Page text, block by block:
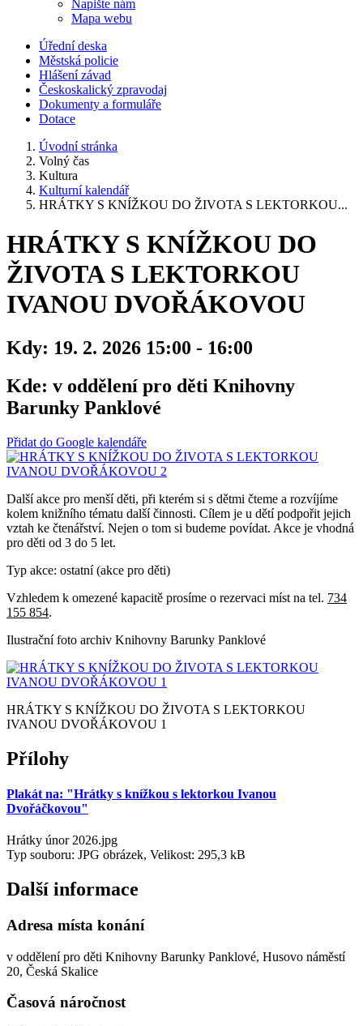
Napište nám
Mapa webu
Úřední deska
Městská policie
Hlášení závad
Českoskalický zpravodaj
Dokumenty a formuláře
Dotace
Úvodní stránka
Volný čas
Kultura
Kulturní kalendář
HRÁTKY S KNÍŽKOU DO ŽIVOTA S LEKTORKOU...
HRÁTKY S KNÍŽKOU DO
ŽIVOTA S LEKTORKOU
IVANOU DVOŘÁKOVOU
Kdy: 19. 2. 2026 15:00 - 16:00
Kde: v oddělení pro děti Knihovny
Barunky Panklové
Přidat do Google kalendáře
Další akce pro menší děti, při kterém si s dětmi čteme a rozvíjíme
kolem knižního tématu další činnosti. Cílem je u dětí podpořit jejich
vztah ke čtenářství. Nejen o tom si budeme povídat. Akce je vhodná
pro děti od 3 do 5 let.
Typ akce: ostatní (akce pro děti)
Vzhledem k omezené kapacitě prosíme o rezervaci míst na tel. 734
155 854.
Ilustrační foto archiv Knihovny Barunky Panklové
HRÁTKY S KNÍŽKOU DO ŽIVOTA S LEKTORKOU
IVANOU DVOŘÁKOVOU 1
Přílohy
Plakát na: "Hrátky s knížkou s lektorkou Ivanou
Dvořáčkovou"
Hrátky únor 2026.jpg
Typ souboru: JPG obrázek, Velikost: 295,3 kB
Další informace
Adresa místa konání
v oddělení pro děti Knihovny Barunky Panklové, Husovo náměstí
20, Česká Skalice
Časová náročnost